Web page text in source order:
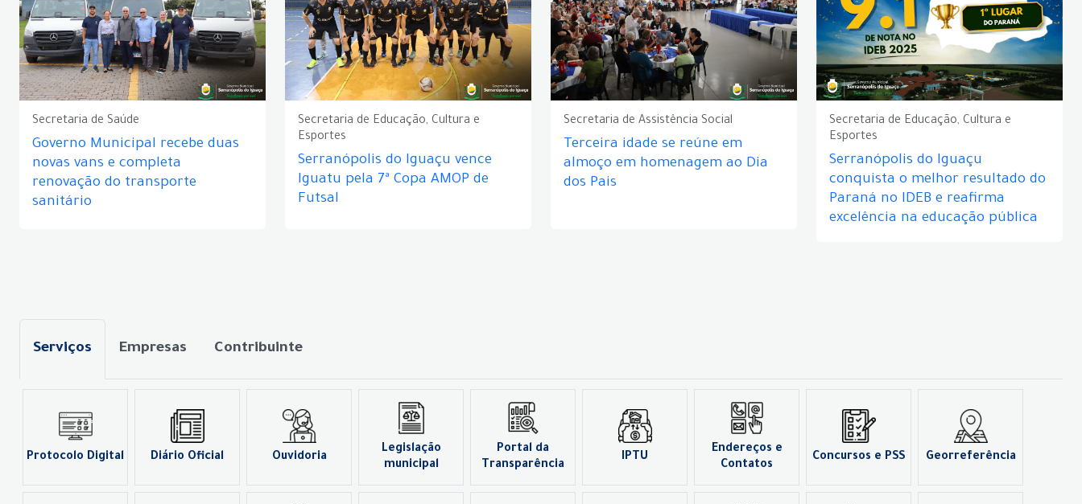
Secretaria de Saúde
Governo Municipal recebe duas
novas vans e completa
renovação do transporte
sanitário
Secretaria de Educação, Cultura e
Esportes
Serranópolis do Iguaçu vence
Iguatu pela 7ª Copa AMOP de
Futsal
Secretaria de Assistência Social
Terceira idade se reúne em
almoço em homenagem ao Dia
dos Pais
Secretaria de Educação, Cultura e
Esportes
Serranópolis do Iguaçu
conquista o melhor resultado do
Paraná no IDEB e reafirma
excelência na educação pública
Serviços Empresas Contribuinte
Protocolo Digital Diário Oficial Ouvidoria
Legislação
municipal
Portal da
Transparência
IPTU
Endereços e
Contatos
Concursos e PSS Georreferência